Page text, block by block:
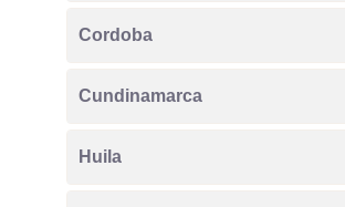
Cordoba
Cundinamarca
Huila